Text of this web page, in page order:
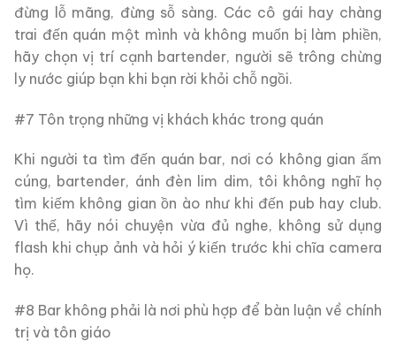
đừng lỗ mãng, đừng sỗ sàng. Các cô gái hay chàng
trai đến quán một mình và không muốn bị làm phiền,
hãy chọn vị trí cạnh bartender, người sẽ trông chừng
ly nước giúp bạn khi bạn rời khỏi chỗ ngồi.
#7 Tôn trọng những vị khách khác trong quán
Khi người ta tìm đến quán bar, nơi có không gian ấm
cúng, bartender, ánh đèn lim dim, tôi không nghĩ họ
tìm kiếm không gian ồn ào như khi đến pub hay club.
Vì thế, hãy nói chuyện vừa đủ nghe, không sử dụng
flash khi chụp ảnh và hỏi ý kiến trước khi chĩa camera
họ.
#8 Bar không phải là nơi phù hợp để bàn luận về chính
trị và tôn giáo